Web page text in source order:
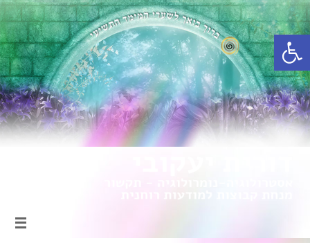
פתח סרגל נגישות